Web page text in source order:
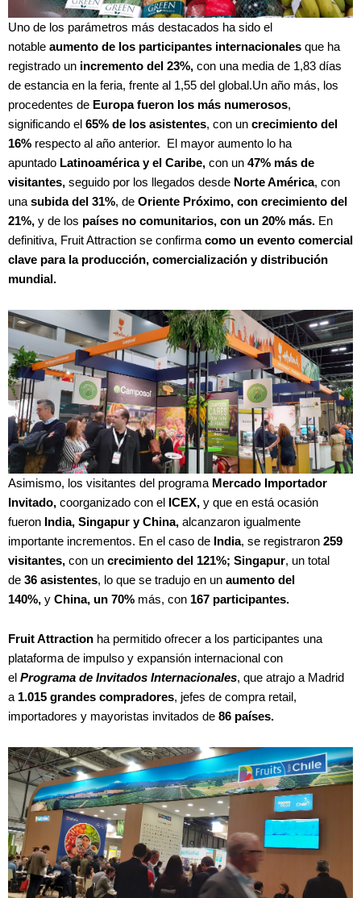
Uno de los parámetros más destacados ha sido el
notable aumento de los participantes internacionales que ha
registrado un incremento del 23%, con una media de 1,83 días
de estancia en la feria, frente al 1,55 del global.Un año más, los
procedentes de Europa fueron los más numerosos,
significando el 65% de los asistentes, con un crecimiento del
16% respecto al año anterior. El mayor aumento lo ha
apuntado Latinoamérica y el Caribe, con un 47% más de
visitantes, seguido por los llegados desde Norte América, con
una subida del 31%, de Oriente Próximo, con crecimiento del
21%, y de los países no comunitarios, con un 20% más. En
definitiva, Fruit Attraction se confirma como un evento comercial
clave para la producción, comercialización y distribución
mundial.
Asimismo, los visitantes del programa Mercado Importador
Invitado, coorganizado con el ICEX, y que en está ocasión
fueron India, Singapur y China, alcanzaron igualmente
importante incrementos. En el caso de India, se registraron 259
visitantes, con un crecimiento del 121%; Singapur, un total
de 36 asistentes, lo que se tradujo en un aumento del
140%, y China, un 70% más, con 167 participantes.
Fruit Attraction ha permitido ofrecer a los participantes una
plataforma de impulso y expansión internacional con
el Programa de Invitados Internacionales, que atrajo a Madrid
a 1.015 grandes compradores, jefes de compra retail,
importadores y mayoristas invitados de 86 países.